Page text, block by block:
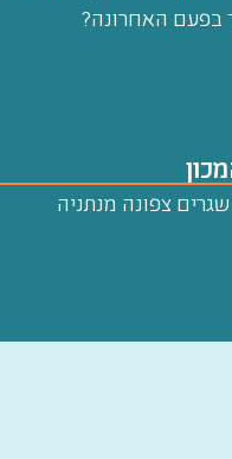
בפעם האחרונה?
שגרים צפונה מנתניה